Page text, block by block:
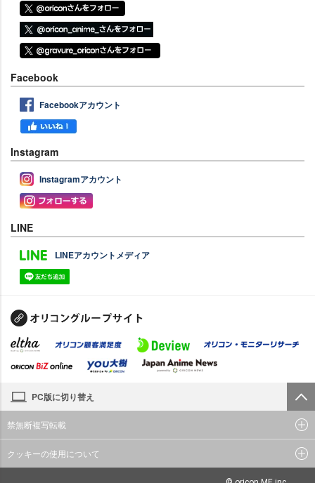
Facebook
Facebookアカウント
Instagram
Instagramアカウント
LINE
LINEアカウントメディア
PC版に切り替え
禁無断複写転載
クッキーの使用について